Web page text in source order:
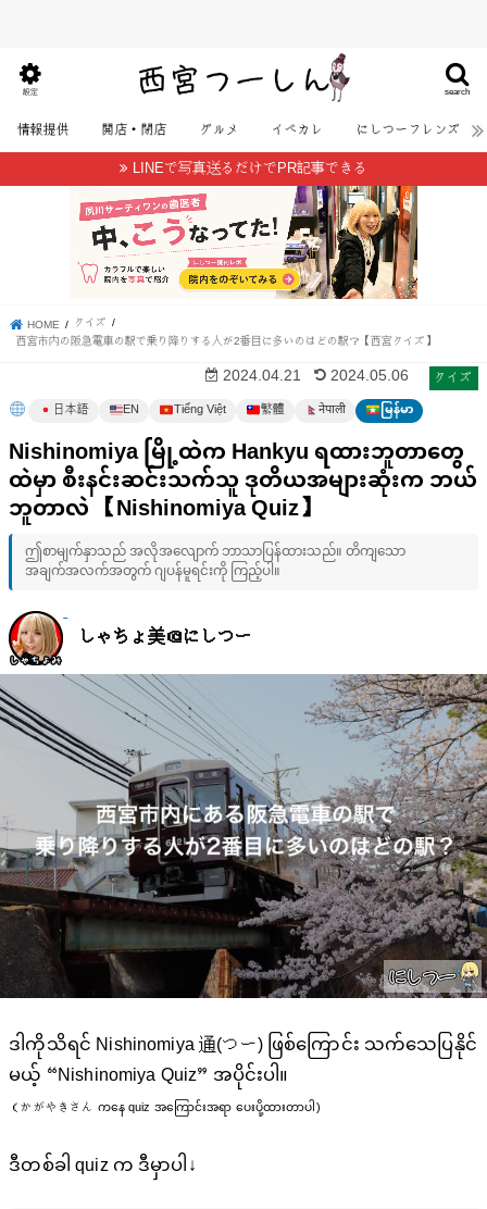
search
設定
情報提供 開店・閉店 グルメ イベカレ にしつーフレンズ
LINEで写真送るだけでPR記事できる
HOME クイズ
西宮市内の阪急電車の駅で乗り降りする人が2番目に多いのはどの駅？【西宮クイズ】
クイズ
2024.04.21 2024.05.06
日本語 EN Tiếng Việt 繁體 नेपाली မြန်မာ
Nishinomiya မြို့ထဲက Hankyu ရထားဘူတာတွေ
ထဲမှာ စီးနင်းဆင်းသက်သူ ဒုတိယအများဆုံးက ဘယ်
ဘူတာလဲ 【Nishinomiya Quiz】
ဤစာမျက်နှာသည် အလိုအလျောက် ဘာသာပြန်ထားသည်။ တိကျသော
အချက်အလက်အတွက် ဂျပန်မူရင်းကို ကြည့်ပါ။
しゃちょ美＠にしつー
ဒါကိုသိရင် Nishinomiya 通(つー) ဖြစ်ကြောင်း သက်သေပြနိုင်
မယ့် “Nishinomiya Quiz” အပိုင်းပါ။
（かがやきさん ကနေ quiz အကြောင်းအရာ ပေးပို့ထားတာပါ)
ဒီတစ်ခါ quiz က ဒီမှာပါ↓